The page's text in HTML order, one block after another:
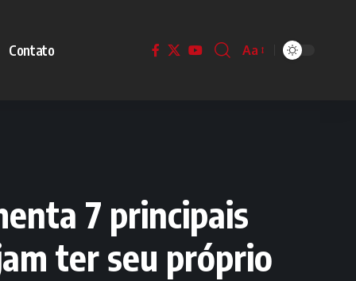
Contato Aa
7 principais
ter seu próprio